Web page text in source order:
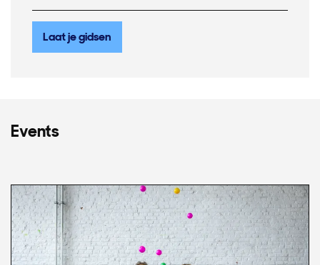
Laat je gidsen
Events